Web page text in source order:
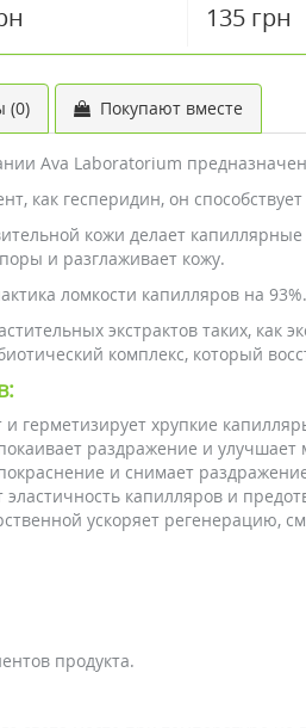
135 грн
(0) Покупают вместе
Ava Laboratorium
как гесперидин, он
кожи делает
и разглаживает кожу.
ломкости капилляров на 93%.
экстрактов таких, как
комплекс, который
и герметизирует хрупкие
раздражение и
и снимает
эластичность капилляров и
ускоряет регенерацию,
продукта.